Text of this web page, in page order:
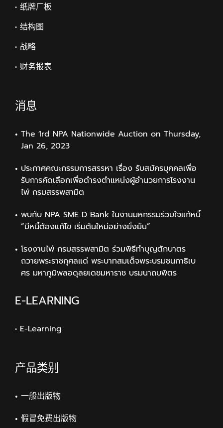
• 纸牌厂板
• 结构图
• 战略
• 财务报表
消息
The 1rd NPA Nationwide Auction on Thursday,
Jan 26, 2023
ประกาศคณะกรรมการสรรหา เรื่อง รับสมัครบุคคลเพื่อ
รับการคัดเลือกเพื่อดำรงตำแหน่งผู้อำนวยการโรงงาน
ไพ่ กรมสรรพสามิต
พบกับ NPA SME D Bank ในงานมหกรรมร่วมใจแก้หนี้
“มีหนี้ต้องแก้ไข เริ่มต้นใหม่อย่างยั่งยืน”
โรงงานไพ่ กรมสรรพสามิต ร่วมพิธีทำบุญตักบาตร
ถวายพระราชกุศลแด่ พระบาทสมเด็จพระบรมชนกาธิเบ
ศร มหาภูมิพลอดุลยเดชมหาราช บรมนาถบพิตร
E-LEARNING
• E-Learning
产品类别
一般出版物
假冒免费出版物